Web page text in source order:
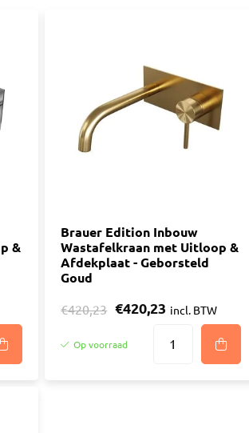
&
Brauer Edition Inbouw
Wastafelkraan met Uitloop &
Afdekplaat - Geborsteld
Goud
€420,23 €420,23 incl. BTW
Op voorraad